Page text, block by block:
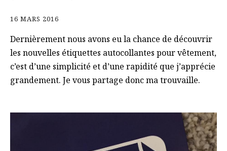
16 MARS 2016
Dernièrement nous avons eu la chance de découvrir
les nouvelles étiquettes autocollantes pour vêtement,
c’est d’une simplicité et d’une rapidité que j’apprécie
grandement. Je vous partage donc ma trouvaille.